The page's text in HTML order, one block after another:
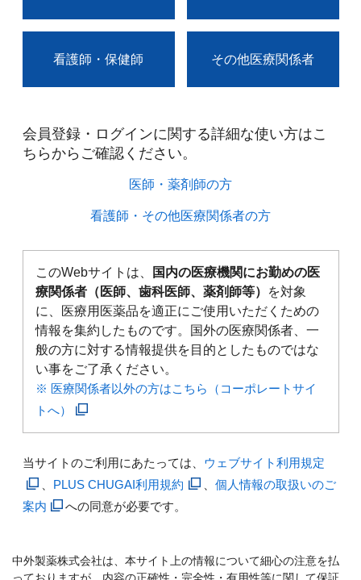
看護師・保健師 その他医療関係者
会員登録・ログインに関する詳細な使い方はこ
ちらからご確認ください。​
医師・薬剤師の方​
看護師・その他医療関係者の方​
このWebサイトは、
国内の医療機関にお勤めの医
療関係者（医師、歯科医師、薬剤師等）
を対象
に、医療用医薬品を適正にご使用いただくための
情報を集約したものです。国外の医療関係者、一
般の方に対する情報提供を目的としたものではな
い事をご了承ください。
※ 医療関係者以外の方はこちら（コーポレートサイ
トへ）
当サイトのご利用にあたっては、 ウェブサイト利用規定
PLUS CHUGAI利用規約
個人情報の取扱いのご
案内
への同意が必要です。
中外製薬株式会社は、本サイト上の情報について細心の注意を払
っておりますが、内容の正確性・完全性・有用性等に関して保証